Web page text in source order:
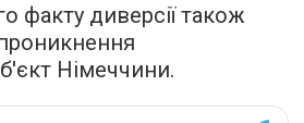
факту диверсії також
Німеччини.